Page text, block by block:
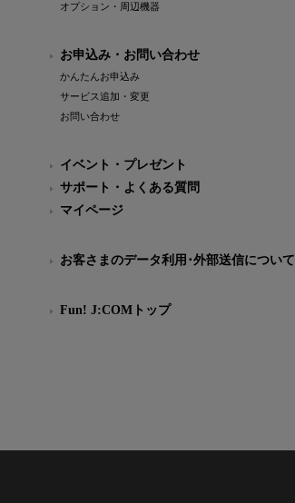
オプション・周辺機器
お申込み・お問い合わせ
かんたんお申込み
サービス追加・変更
お問い合わせ
イベント・プレゼント
サポート・よくある質問
マイページ
お客さまのデータ利用･外部送信について
Fun! J:COMトップ